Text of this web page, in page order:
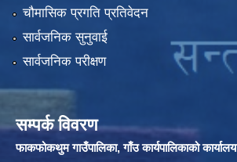
चौमासिक प्रगति प्रतिवेदन
सार्वजनिक सुनुवाई
सार्वजनिक परीक्षण
सम्पर्क विवरण
फाकफोकथुम गाउँपालिका, गाँउ कार्यपालिकाको कार्यालय